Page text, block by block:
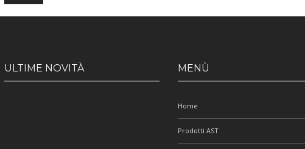
ULTIME NOVITÀ MENÙ
Home
Prodotti AST